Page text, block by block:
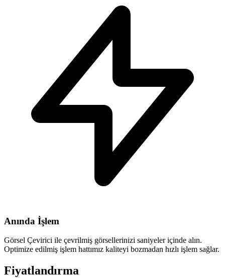
Anında İşlem
Görsel Çevirici ile çevrilmiş görsellerinizi saniyeler içinde alın.
Optimize edilmiş işlem hattımız kaliteyi bozmadan hızlı işlem sağlar.
Fiyatlandırma